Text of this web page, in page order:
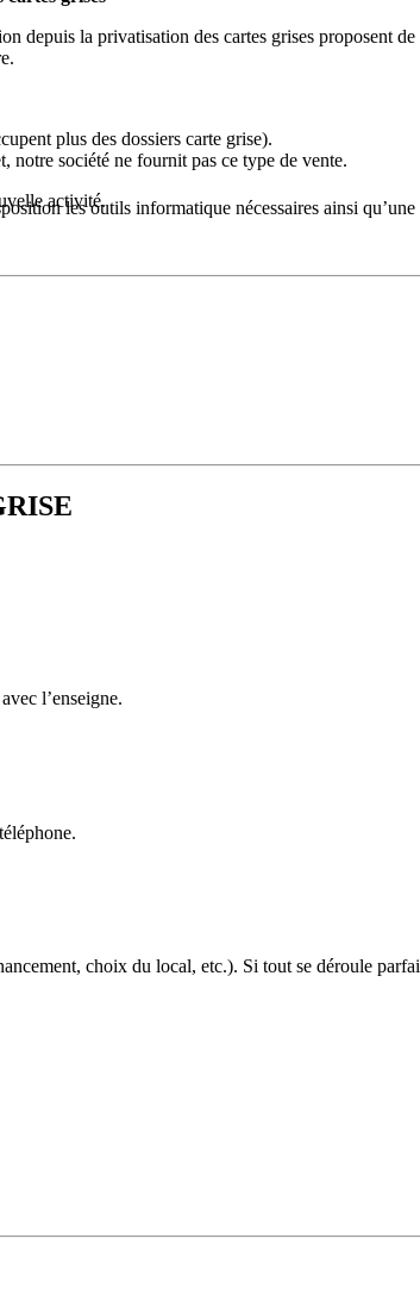
depuis la privatisation des cartes grises proposent
plus des dossiers carte grise).
notre société ne fournit pas ce type de vente.
activité.
de marque.
les outils informatique nécessaires ainsi
l’enseigne.
choix du local, etc.). Si tout se déroule